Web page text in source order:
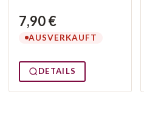
7,90 €
AUSVERKAUFT
DETAILS